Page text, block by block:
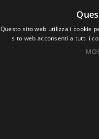
Ora
Questo sito web utilizza i cookie
sito web acconsenti a tutti i